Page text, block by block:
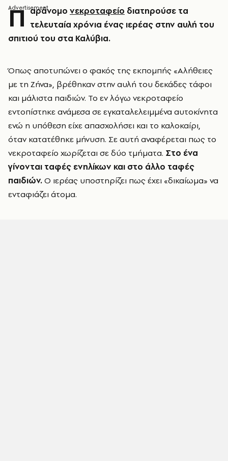
Π αράνομο νεκροταφείο διατηρούσε τα
τελευταία χρόνια ένας ιερέας στην αυλή του
σπιτιού του στα Καλύβια.
Όπως αποτυπώνει ο φακός της εκπομπής «Αλήθειες
με τη Ζήνα», βρέθηκαν στην αυλή του δεκάδες τάφοι
και μάλιστα παιδιών. Το εν λόγω νεκροταφείο
εντοπίστηκε ανάμεσα σε εγκαταλελειμμένα αυτοκίνητα
ενώ η υπόθεση είχε απασχολήσει και το καλοκαίρι,
όταν κατατέθηκε μήνυση. Σε αυτή αναφέρεται πως το
νεκροταφείο χωρίζεται σε δύο τμήματα. Στο ένα
γίνονται ταφές ενηλίκων και στο άλλο ταφές
παιδιών.Ο ιερέας υποστηρίζει πως έχει «δικαίωμα» να
ενταφιάζει άτομα.